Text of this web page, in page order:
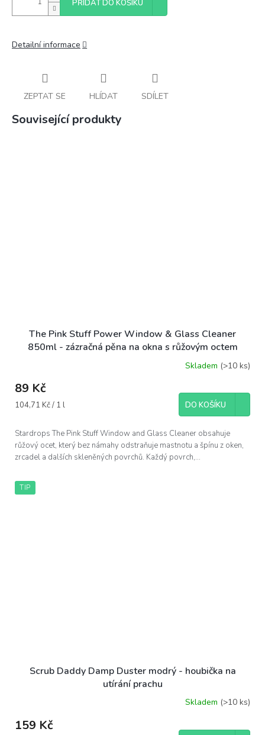
PŘIDAT DO KOŠÍKU
Detailní informace
ZEPTAT SE HLÍDAT SDÍLET
Související produkty
The Pink Stuff Power Window & Glass Cleaner
850ml - zázračná pěna na okna s růžovým octem
Skladem (>10 ks)
89 Kč
Měrná
104,71 Kč / 1 l DO KOŠÍKU
Stardrops The Pink Stuff Window and Glass Cleaner obsahuje
růžový ocet, který bez námahy odstraňuje mastnotu a špínu z oken,
zrcadel a dalších skleněných povrchů. Každý povrch,...
TIP
Scrub Daddy Damp Duster modrý - houbička na
utírání prachu
Skladem (>10 ks)
159 Kč